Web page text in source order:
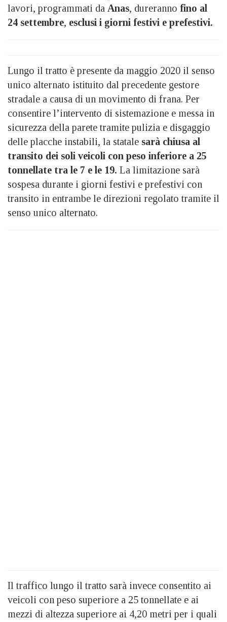
lavori, programmati da Anas, dureranno fino al
24 settembre, esclusi i giorni festivi e prefestivi.
Lungo il tratto è presente da maggio 2020 il senso
unico alternato istituito dal precedente gestore
stradale a causa di un movimento di frana. Per
consentire l’intervento di sistemazione e messa in
sicurezza della parete tramite pulizia e disgaggio
delle placche instabili, la statale sarà chiusa al
transito dei soli veicoli con peso inferiore a 25
tonnellate tra le 7 e le 19. La limitazione sarà
sospesa durante i giorni festivi e prefestivi con
transito in entrambe le direzioni regolato tramite il
senso unico alternato.
Il traffico lungo il tratto sarà invece consentito ai
veicoli con peso superiore a 25 tonnellate e ai
mezzi di altezza superiore ai 4,20 metri per i quali